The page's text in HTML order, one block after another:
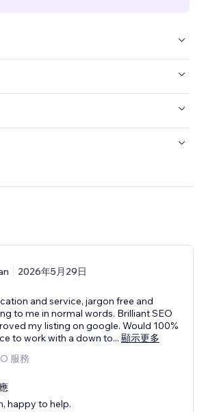
2026年5月29日
and service, jargon free and
to me in normal words. Brilliant SEO
my listing on google. Would 100%
to work with a down to... 顯示更多
服務
happy to help.